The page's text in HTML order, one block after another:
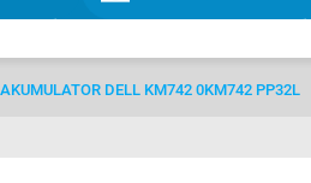
DELL KM742 0KM742 PP32L